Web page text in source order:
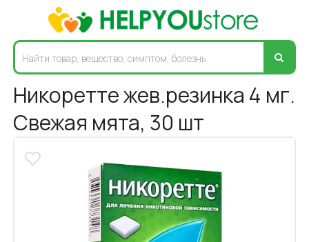
Никоретте жев.резинка 4 мг.
Свежая мята, 30 шт